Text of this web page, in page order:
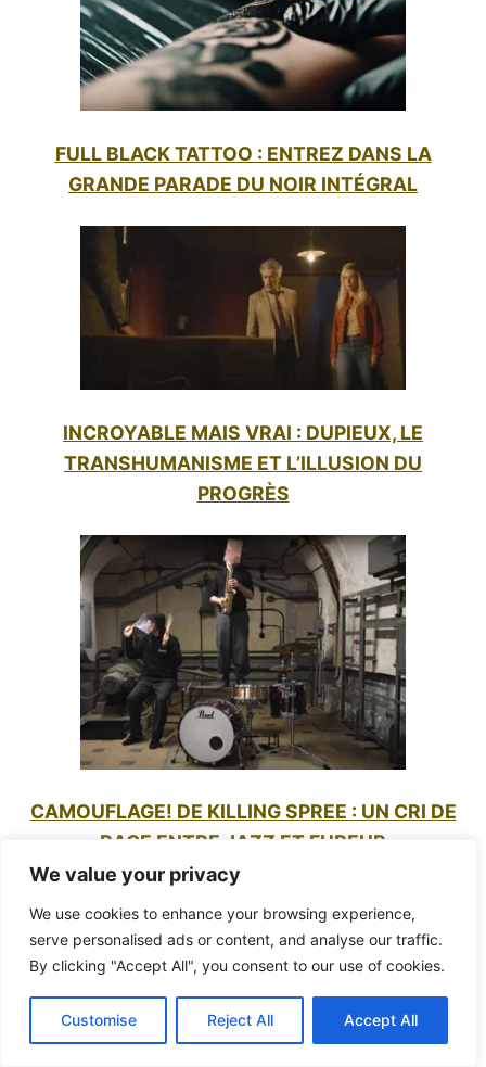
We value your privacy
We use cookies to enhance your browsing experience,
serve personalised ads or content, and analyse our traffic.
By clicking "Accept All", you consent to our use of cookies.
Customise Reject All Accept All
FULL BLACK TATTOO : ENTREZ DANS LA
GRANDE PARADE DU NOIR INTÉGRAL
INCROYABLE MAIS VRAI : DUPIEUX, LE
TRANSHUMANISME ET L’ILLUSION DU
PROGRÈS
CAMOUFLAGE! DE KILLING SPREE : UN CRI DE
RAGE ENTRE JAZZ ET FUREUR